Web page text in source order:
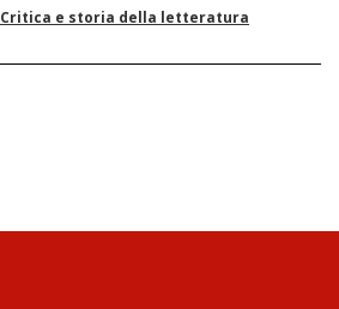
Critica e storia della letteratura